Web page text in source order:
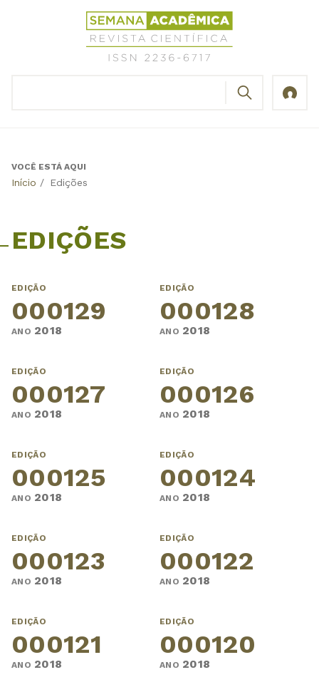
Revista
Científica
Semana
Back
VOCÊ ESTÁ AQUI
Início / Edições
EDIÇÕES
EDIÇÃO
000129
ANO 2018
EDIÇÃO
000128
ANO 2018
EDIÇÃO
000127
ANO 2018
EDIÇÃO
000126
ANO 2018
EDIÇÃO
000125
ANO 2018
EDIÇÃO
000124
ANO 2018
EDIÇÃO
000123
ANO 2018
EDIÇÃO
000122
ANO 2018
EDIÇÃO
000121
ANO 2018
EDIÇÃO
000120
ANO 2018